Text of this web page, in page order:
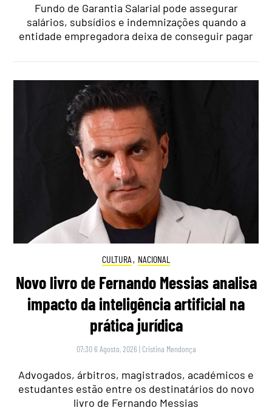
Fundo de Garantia Salarial pode assegurar
salários, subsídios e indemnizações quando a
entidade empregadora deixa de conseguir pagar
CULTURA , NACIONAL
Novo livro de Fernando Messias analisa
impacto da inteligência artificial na
prática jurídica
07:30 6 Agosto, 2026 | Cristina Mendonça
Advogados, árbitros, magistrados, académicos e
estudantes estão entre os destinatários do novo
livro de Fernando Messias